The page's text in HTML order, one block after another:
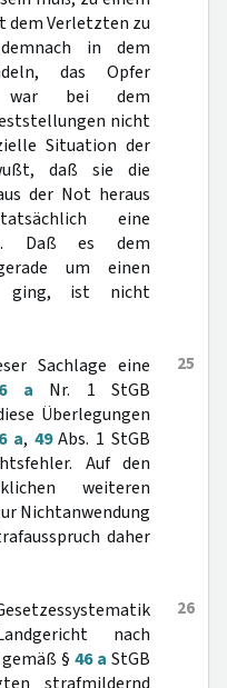
dem Verletzten zu
in dem
das Opfer
war bei dem
nicht
Situation der
daß sie die
der Not heraus
eine
Daß es dem
um einen
ging, ist nicht
25
Sachlage eine
a Nr. 1 StGB
Überlegungen
a, 49Abs. 1 StGB
Auf den
weiteren
Nichtanwendung
daher
26
nach
§ 46 a StGB